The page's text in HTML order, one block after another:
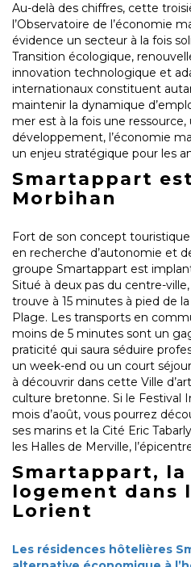
Au-delà des chiffres, cette
l’Observatoire de l’économie
évidence un secteur à la fois
Transition écologique,
innovation technologique et
internationaux constituent
maintenir la dynamique
mer est à la fois une
développement, l’économie
un enjeu stratégique pour les
Smartappart
Morbihan
Fort de son concept
en recherche d’autonomie et
groupe Smartappart est
Situé à deux pas du centre-
trouve à 15 minutes à pied de
Plage. Les transports en
moins de 5 minutes sont un
praticité qui saura séduire
un week-end ou un court
à découvrir dans cette Ville
culture bretonne. Si le Festival
mois d’août, vous pourrez
ses marins et la Cité Eric
les Halles de Merville,
Smartappart,
logement dans
Lorient
Les résidences hôtelières